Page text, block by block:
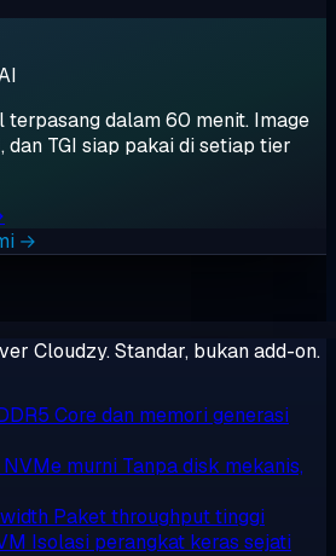
terpasang dalam 60 menit. Image
dan TGI siap pakai di setiap tier
→
Cloudzy. Standar, bukan add-on.
Core dan memori generasi
murni Tanpa disk mekanis,
Paket throughput tinggi
Isolasi perangkat keras sejati